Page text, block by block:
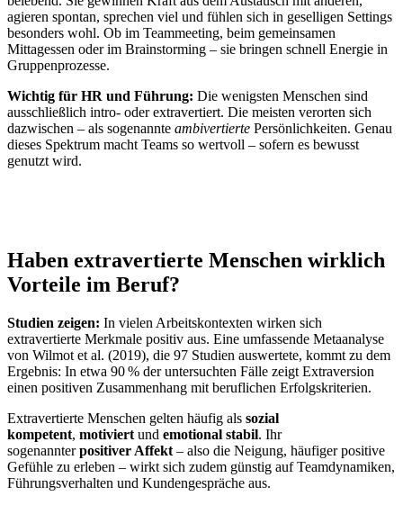
agieren spontan, sprechen viel und fühlen sich in geselligen Settings
besonders wohl. Ob im Teammeeting, beim gemeinsamen
Mittagessen oder im Brainstorming – sie bringen schnell Energie in
Gruppenprozesse.
Wichtig für HR und Führung: Die wenigsten Menschen sind
ausschließlich intro- oder extravertiert. Die meisten verorten sich
dazwischen – als sogenannte ambivertierte Persönlichkeiten. Genau
dieses Spektrum macht Teams so wertvoll – sofern es bewusst
genutzt wird.
Haben extravertierte Menschen wirklich
Vorteile im Beruf?
Studien zeigen: In vielen Arbeitskontexten wirken sich
extravertierte Merkmale positiv aus. Eine umfassende Metaanalyse
von Wilmot et al. (2019), die 97 Studien auswertete, kommt zu dem
Ergebnis: In etwa 90 % der untersuchten Fälle zeigt Extraversion
einen positiven Zusammenhang mit beruflichen Erfolgskriterien.
Extravertierte Menschen gelten häufig als sozial
kompetent, motiviert und emotional stabil. Ihr
sogenannterpositiver Affekt – also die Neigung, häufiger positive
Gefühle zu erleben – wirkt sich zudem günstig auf Teamdynamiken,
Führungsverhalten und Kundengespräche aus.